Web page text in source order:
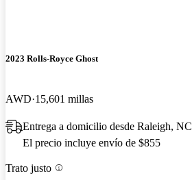
2023 Rolls-Royce Ghost
AWD 15,601 millas
Entrega a domicilio desde Raleigh, NC
El precio incluye envío de $855
Trato justo